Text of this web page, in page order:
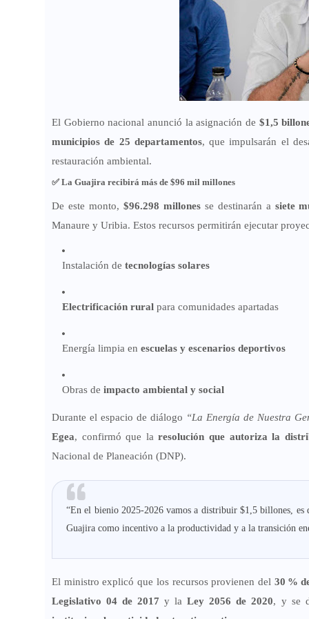
El Gobierno nacional anunció la asignación de $1,5
municipios de 25 departamentos, que impulsarán el
restauración ambiental.
✅ La Guajira recibirá más de $96 mil millones
De este monto, $96.298 millonesse destinarán a siete
Manaure y Uribia. Estos recursos permitirán ejecutar
Instalación de tecnologías solares
Electrificación rural para comunidades apartadas
Energía limpia en escuelas y escenarios deportivos
Obras de impacto ambiental y social
Durante el espacio de diálogo “La Energía de Nuestra
Egea, confirmó que laresolución que autoriza la
Nacional de Planeación (DNP).
“En el bienio 2025-2026 vamos a distribuir $1,5 billones, es
Guajira como incentivo a la productividad y a la transición
El ministro explicó que los recursos provienen del 30 %
Legislativo 04 de 2017 y laLey 2056 de 2020, y se